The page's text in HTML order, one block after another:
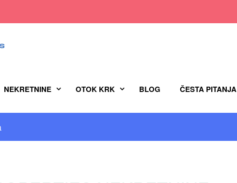
NEKRETNINE OTOK KRK BLOG ČESTA PITANJA